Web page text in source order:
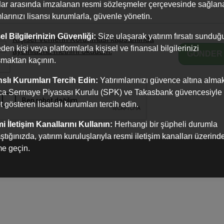
arasında imzalanan resmi sözleşmeler çerçevesinde
lisansı kurumlarla, güvenle yönetin.
Bilgilerinizin Güvenliği:Size ulaşarak yatırım fırsatı
kişi veya platformlarla kişisel ve finansal bilgilerinizi
kaçının.
Kurumları Tercih Edin: Yatırımlarınızı güvence altına
Sermaye Piyasası Kurulu (SPK) ve Takasbank güvencesiyle
gösteren lisanslı kurumları tercih edin.
İletişim Kanallarını Kullanın: Herhangi bir şüpheli durumla
yatırım kuruluşlarıyla resmi iletişim kanalları
geçin.
ARANAN NITELIKLER
gerektirdiği eğitim, iş tecrübe ve temel
yaşını doldurmuş olmak,
haklarından mahrum bulunmamak,
Erkek adaylar için, askerlik görevini tamamlamış ya da
info@inveoportfoy.comadresine
Kişisel Verilerin Korunması kapsamında
aydınlatma metnini okudum.
GÖNDER